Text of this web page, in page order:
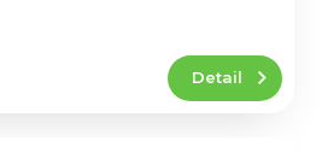
Detail